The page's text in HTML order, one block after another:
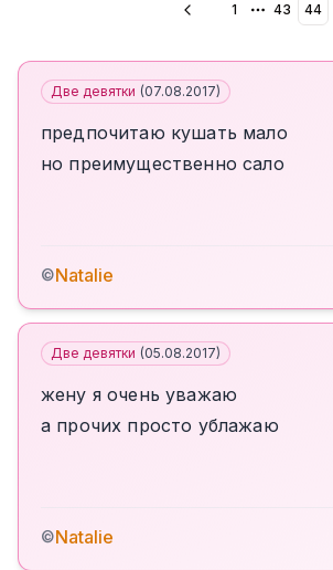
1 More pages
43 44
Две девятки (07.08.2017)
предпочитаю кушать мало
но преимущественно сало
©Natalie
Две девятки (05.08.2017)
жену я очень уважаю
а прочих просто ублажаю
©Natalie